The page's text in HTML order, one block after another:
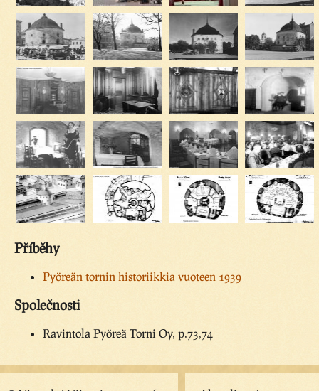
Příběhy
Pyöreän tornin historiikkia vuoteen 1939
Společnosti
Ravintola Pyöreä Torni Oy, p.73,74